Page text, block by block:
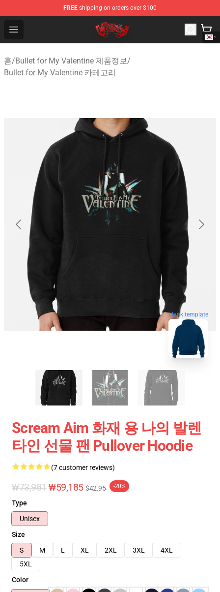
FREE shipping on orders over $100
Open menu
Bullet for My Valentine Store - Official Bullet for My
홈/Bullet for My Valentine 제품정보/
Bullet for My Valentine 카테고리
blank template
Scream Aim 화재 용 나의 발렌
타인 선물 팬 Pullover Hoodie
(7 customer reviews)
₩73,981 ₩59,185 $42.95 -20%
Type
Unisex
Size
S
M L XL 2XL 3XL
4XL
5XL
Color